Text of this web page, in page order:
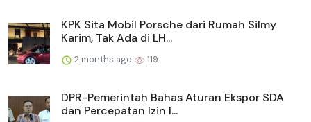
KPK Sita Mobil Porsche dari Rumah Silmy
Karim, Tak Ada di LH...
2 months ago 119
DPR-Pemerintah Bahas Aturan Ekspor SDA
dan Percepatan Izin I...